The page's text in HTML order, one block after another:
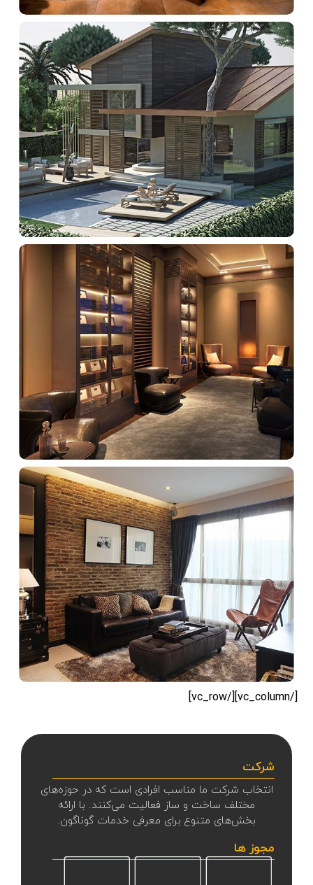
[/vc_column][/vc_row]
شرکت
انتخاب شرکت ما مناسب افرادی است که در حوزه‌های
مختلف ساخت و ساز فعالیت می‌کنند. با ارائه
بخش‌های متنوع برای معرفی خدمات گوناگون.
مجوز ها